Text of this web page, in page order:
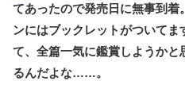
てあったので発売日に無事到着
ンにはブックレットがついてま
て、全篇一気に鑑賞しようか
るんだよな……。